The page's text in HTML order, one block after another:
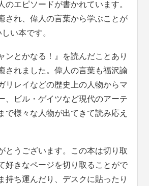
のエピソードが書かれています。
され、偉人の言葉から学ぶことが
い本です。
ンとかなる！』を読んだことあり
されました。偉人の言葉も福沢諭
リレイなどの歴史上の人物からマ
、ビル・ゲイツなど現代のアーテ
で様々な人物が出てきて読み応え
とうございます。この本は切り取
好きなページを切り取ることがで
持ち運んだり、デスクに貼ったり